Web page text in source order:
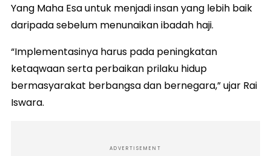
Yang Maha Esa untuk menjadi insan yang lebih baik
daripada sebelum menunaikan ibadah haji.
“Implementasinya harus pada peningkatan
ketaqwaan serta perbaikan prilaku hidup
bermasyarakat berbangsa dan bernegara,” ujar Rai
Iswara.
ADVERTISEMENT